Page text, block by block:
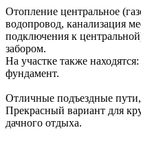
Отопление центральное
водопровод, канализация
подключения к
забором.
На участке также
фундамент.
Отличные подъездные
Прекрасный вариант для
дачного отдыха.